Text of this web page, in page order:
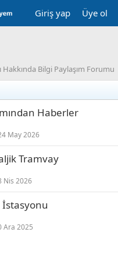
Giriş yap Üye ol
Hakkında Bilgi Paylaşım Forumu
Haberler
May 2026
Tramvay
Nis 2026
İstasyonu
Ara 2025